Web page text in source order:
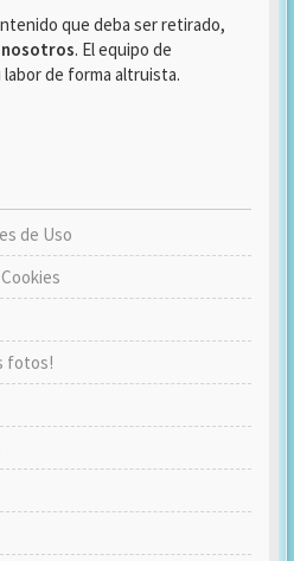
que deba ser retirado,
. El equipo de
de forma altruista.
de Uso
fotos!